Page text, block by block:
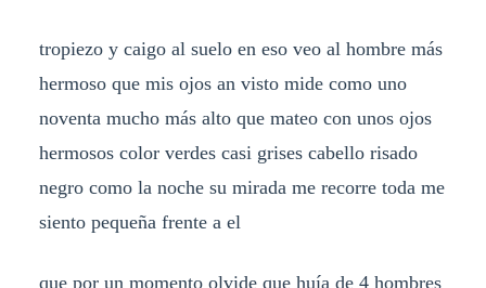
tropiezo y caigo al suelo en eso veo al hombre más
hermoso que mis ojos an visto mide como uno
noventa mucho más alto que mateo con unos ojos
hermosos color verdes casi grises cabello risado
negro como la noche su mirada me recorre toda me
siento pequeña frente a el
que por un momento olvide que huía de 4 hombres